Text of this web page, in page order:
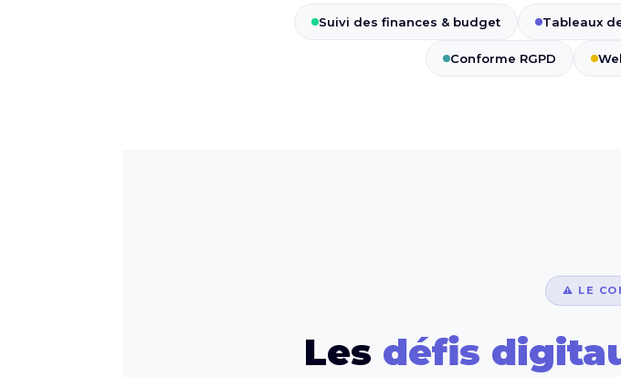
Suivi des finances & budget Tableaux
Conforme RGPD
⚠️ LE
Les défis